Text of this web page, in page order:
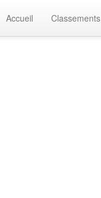
Accueil Classements